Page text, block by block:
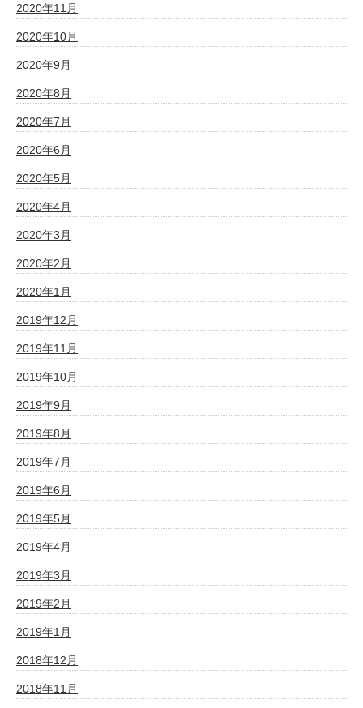
2020年11月
2020年10月
2020年9月
2020年8月
2020年7月
2020年6月
2020年5月
2020年4月
2020年3月
2020年2月
2020年1月
2019年12月
2019年11月
2019年10月
2019年9月
2019年8月
2019年7月
2019年6月
2019年5月
2019年4月
2019年3月
2019年2月
2019年1月
2018年12月
2018年11月